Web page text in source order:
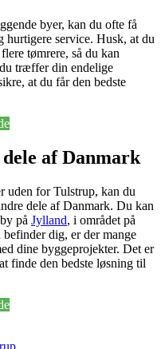
byer, kan du ofte få
service. Husk, at du
tømrere, så du kan
træffer din endelige
at du får den bedste
af Danmark
uden for Tulstrup, kan du
dele af Danmark. Du kan
på Jylland, i området på
dig, er der mange
dine byggeprojekter. Det er
finde den bedste løsning til